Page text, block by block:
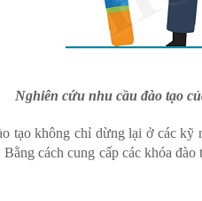
Nghiên cứu nhu cầu đào tạo
không chỉ dừng lại ở các kỹ
Bằng cách cung cấp các khóa